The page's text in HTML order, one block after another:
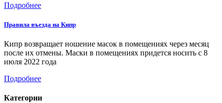
Подробнее
​Правила въезда на Кипр
Кипр возвращает ношение масок в помещениях через месяц
после их отмены. Маски в помещениях придется носить с 8
июля 2022 года
Подробнее
Категории